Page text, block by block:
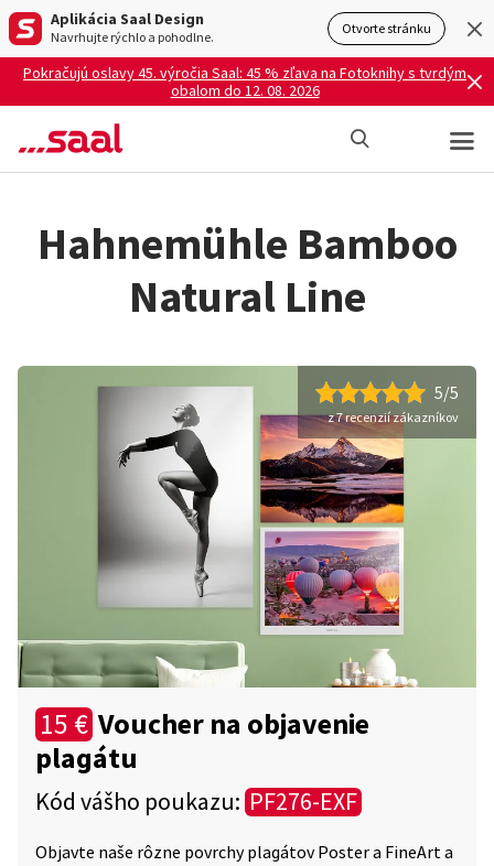
Aplikácia Saal Design
Navrhujte rýchlo a pohodlne. Otvorte stránku
Pokračujú oslavy 45. výročia Saal: 45 % zľava na Fotoknihy s tvrdým
obalom do 12. 08. 2026
Hahnemühle Bamboo
Natural Line
5/5
z 7 recenzií zákazníkov
15 € Voucher na objavenie
plagátu
Kód vášho poukazu: PF276-EXF
Objavte naše rôzne povrchy plagátov Poster a FineArt a